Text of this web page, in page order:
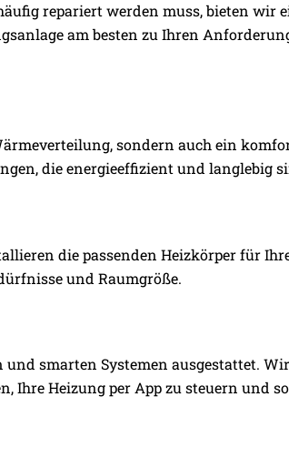
repariert werden muss, bieten wir
am besten zu Ihren
sondern auch ein
die energieeffizient und langlebig
die passenden Heizkörper für
und Raumgröße.
smarten Systemen ausgestattet. Wir
Ihre Heizung per App zu steuern und